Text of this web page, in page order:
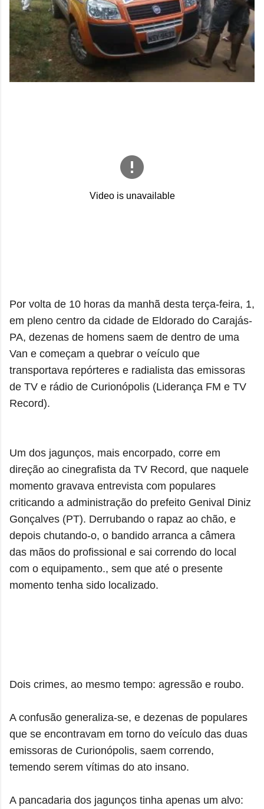
Por volta de 10 horas da manhã desta terça-feira, 1,
em pleno centro da cidade de Eldorado do Carajás-
PA, dezenas de homens saem de dentro de uma
Van e começam a quebrar o veículo que
transportava repórteres e radialista das emissoras
de TV e rádio de Curionópolis (Liderança FM e TV
Record).
Um dos jagunços, mais encorpado, corre em
direção ao cinegrafista da TV Record, que naquele
momento gravava entrevista com populares
criticando a administração do prefeito Genival Diniz
Gonçalves (PT). Derrubando o rapaz ao chão, e
depois chutando-o, o bandido arranca a câmera
das mãos do profissional e sai correndo do local
com o equipamento., sem que até o presente
momento tenha sido localizado.
Dois crimes, ao mesmo tempo: agressão e roubo.
A confusão generaliza-se, e dezenas de populares
que se encontravam em torno do veículo das duas
emissoras de Curionópolis, saem correndo,
temendo serem vítimas do ato insano.
A pancadaria dos jagunços tinha apenas um alvo: